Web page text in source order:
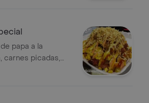
papa a la
carnes picadas,
de codorniz,